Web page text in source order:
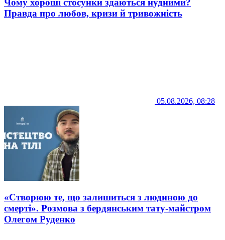
Чому хороші стосунки здаються нудними?
Правда про любов, кризи й тривожність
05.08.2026, 08:28
«Створюю те, що залишиться з людиною до
смерті». Розмова з бердянським тату-майстром
Олегом Руденко